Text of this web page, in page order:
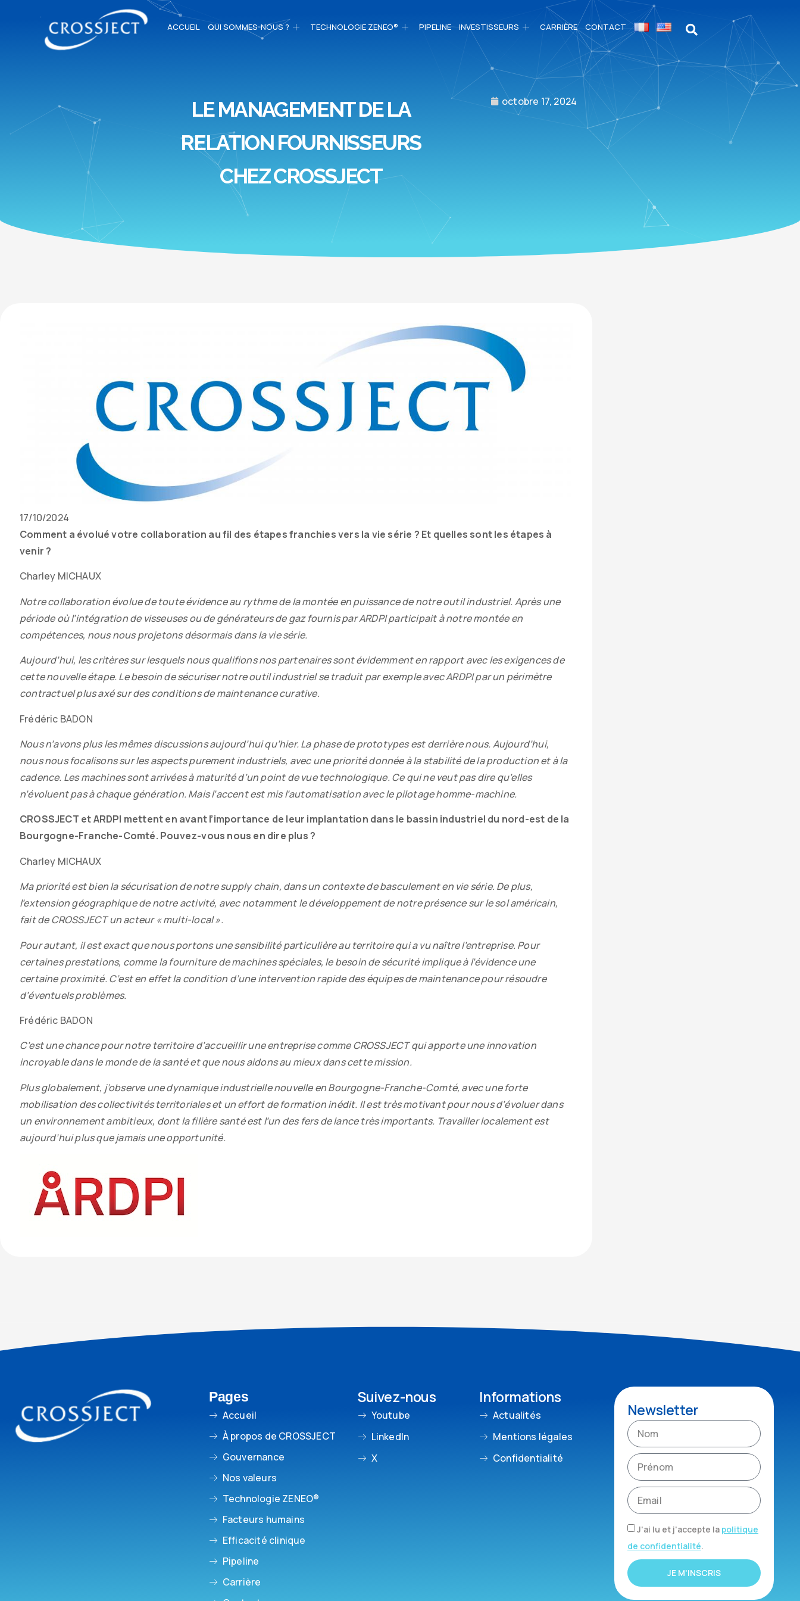
ACCUEIL QUI SOMMES-NOUS ? TECHNOLOGIE ZENEO® PIPELINE INVESTISSEURS CARRIÈRE CONTACT
LE MANAGEMENT DE LA
RELATION FOURNISSEURS
CHEZ CROSSJECT
octobre 17, 2024
Date
de
parution
17/10/2024
Contenu
de
Comment a évolué votre collaboration au fil des étapes franchies vers la vie série ? Et quelles sont les étapes à
venir ?
Charley MICHAUX
Notre collaboration évolue de toute évidence au rythme de la montée en puissance de notre outil industriel. Après une
période où l’intégration de visseuses ou de générateurs de gaz fournis par ARDPI participait à notre montée en
compétences, nous nous projetons désormais dans la vie série.
Aujourd’hui, les critères sur lesquels nous qualifions nos partenaires sont évidemment en rapport avec les exigences de
cette nouvelle étape. Le besoin de sécuriser notre outil industriel se traduit par exemple avec ARDPI par un périmètre
contractuel plus axé sur des conditions de maintenance curative.
Frédéric BADON
Nous n’avons plus les mêmes discussions aujourd’hui qu’hier. La phase de prototypes est derrière nous. Aujourd’hui,
nous nous focalisons sur les aspects purement industriels, avec une priorité donnée à la stabilité de la production et à la
cadence. Les machines sont arrivées à maturité d’un point de vue technologique. Ce qui ne veut pas dire qu’elles
n’évoluent pas à chaque génération. Mais l’accent est mis l’automatisation avec le pilotage homme-machine.
CROSSJECT et ARDPI mettent en avant l’importance de leur implantation dans le bassin industriel du nord-est de la
Bourgogne-Franche-Comté. Pouvez-vous nous en dire plus ?
Charley MICHAUX
Ma priorité est bien la sécurisation de notre supply chain, dans un contexte de basculement en vie série. De plus,
l’extension géographique de notre activité, avec notamment le développement de notre présence sur le sol américain,
fait de CROSSJECT un acteur « multi-local ».
Pour autant, il est exact que nous portons une sensibilité particulière au territoire qui a vu naître l’entreprise. Pour
certaines prestations, comme la fourniture de machines spéciales, le besoin de sécurité implique à l’évidence une
certaine proximité. C’est en effet la condition d’une intervention rapide des équipes de maintenance pour résoudre
d’éventuels problèmes.
Frédéric BADON
C’est une chance pour notre territoire d’accueillir une entreprise comme CROSSJECT qui apporte une innovation
incroyable dans le monde de la santé et que nous aidons au mieux dans cette mission.
Plus globalement, j’observe une dynamique industrielle nouvelle en Bourgogne-Franche-Comté, avec une forte
mobilisation des collectivités territoriales et un effort de formation inédit. Il est très motivant pour nous d’évoluer dans
un environnement ambitieux, dont la filière santé est l’un des fers de lance très importants. Travailler localement est
aujourd’hui plus que jamais une opportunité.
Pages
Accueil
À propos de CROSSJECT
Gouvernance
Nos valeurs
Technologie ZENEO®
Facteurs humains
Efficacité clinique
Pipeline
Carrière
Suivez-nous
Youtube
LinkedIn
X
Informations
Actualités
Mentions légales
Confidentialité
Newsletter
J'ai lu et j'accepte la politique
de confidentialité.
JE M'INSCRIS